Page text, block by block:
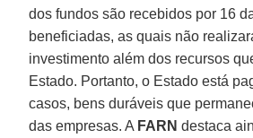
dos fundos são recebidos por 16
beneficiadas, as quais não
investimento além dos recursos
Estado. Portanto, o Estado está
casos, bens duráveis que
das empresas. A FARN destaca